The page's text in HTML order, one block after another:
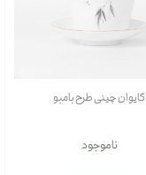
گایوان چینی طرح بامبو
ناموجود